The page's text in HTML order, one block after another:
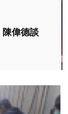
陳偉德談